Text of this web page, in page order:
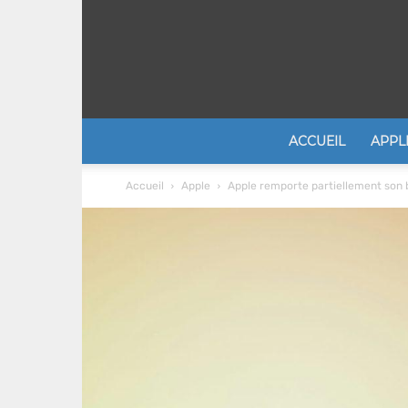
ACCUEIL
Accueil Apple Apple remporte partiellement son